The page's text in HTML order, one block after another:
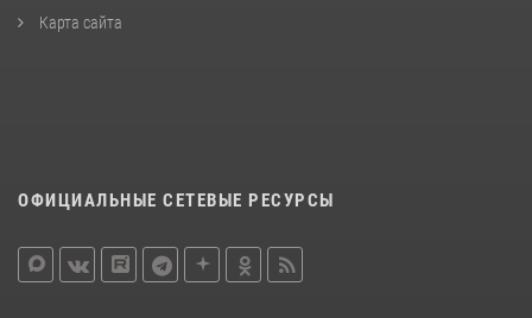
Карта сайта
ОФИЦИАЛЬНЫЕ СЕТЕВЫЕ РЕСУРСЫ